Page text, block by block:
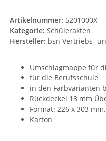
Artikelnummer: 5201000X
Kategorie: Schülerakten
Hersteller: bsn Vertriebs-
Umschlagmappe für
für die Berufsschule
in den Farbvarianten
Rückdeckel 13 mm
Format: 226 x 303
Karton